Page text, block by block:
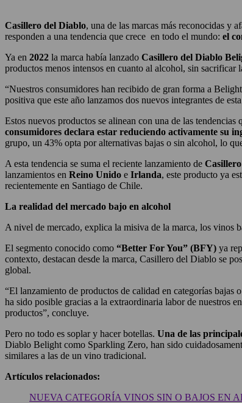
Casillero del Diablo, una de las marcas más reconocidas y
responden a una tendencia que crece en todo el mundo: el
Ya en 2022 la marca había lanzado Casillero del Diablo
productos menos intensos en cuanto al alcohol, sin sacrificar
“Nuestros consumidores han recibido de gran forma a
positiva que este año lanzamos dos nuevos integrantes de
Estos nuevos productos se alinean con una de las
consumidores declara estar reduciendo activamente su
grupo, un 43% opta por alternativas bajas o sin alcohol, lo
A esta tendencia se suma el reciente lanzamiento de
lanzamientos en Reino Unido e Irlanda, este producto ya
recientemente en Santiago de Chile.
La realidad del mercado bajo en alcohol
A nivel de mercado, explica la misiva de la marca, los vinos
El segmento conocido como “Better For You” (BFY) ya
contexto, destacan desde la marca, Casillero del Diablo se
global.
“El lanzamiento de productos de calidad en categorías
ha sido posible gracias a la extraordinaria labor de nuestros
productos”, concluye.
Pero no todo es soplar y hacer botellas. Una de las
Diablo Belight como Sparkling Zero, han sido
similares a las de un vino tradicional.
Artículos relacionados:
NUEVA CATEGORÍA VINOS SIN O BAJOS EN